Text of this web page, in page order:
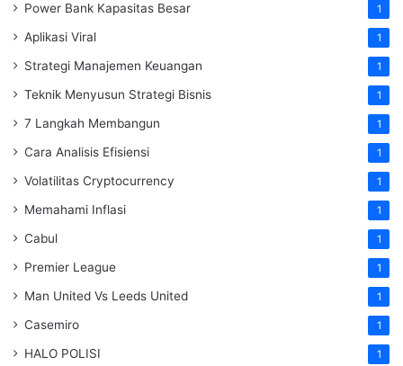
Power Bank Kapasitas Besar 1
Aplikasi Viral 1
Strategi Manajemen Keuangan 1
Teknik Menyusun Strategi Bisnis 1
7 Langkah Membangun 1
Cara Analisis Efisiensi 1
Volatilitas Cryptocurrency 1
Memahami Inflasi 1
Cabul 1
Premier League 1
Man United Vs Leeds United 1
Casemiro 1
HALO POLISI 1